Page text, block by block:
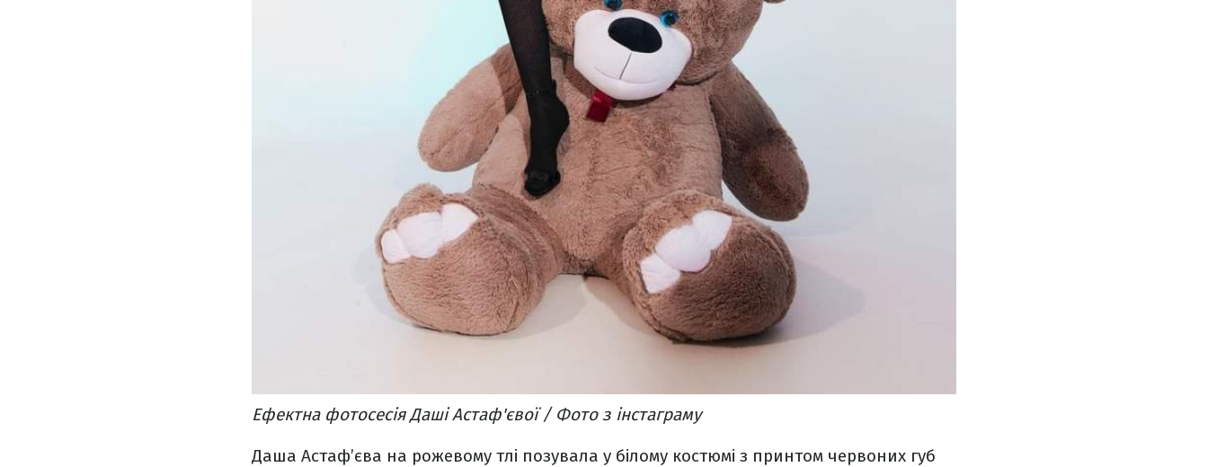
Ефектна фотосесія Даші Астаф'євої / Фото з інстаграму
Даша Астаф’єва на рожевому тлі позувала у білому костюмі з принтом червоних губ